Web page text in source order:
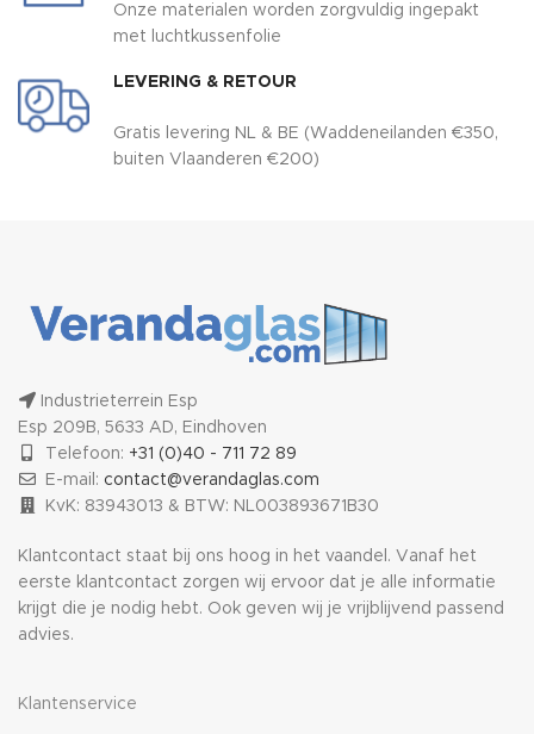
Onze materialen worden zorgvuldig ingepakt
met luchtkussenfolie
LEVERING & RETOUR
Gratis levering NL & BE (Waddeneilanden €350,
buiten Vlaanderen €200)
Industrieterrein Esp
Esp 209B, 5633 AD, Eindhoven
Telefoon: +31 (0)40 - 711 72 89
E-mail: contact@verandaglas.com
KvK: 83943013 & BTW: NL003893671B30
Klantcontact staat bij ons hoog in het vaandel. Vanaf het
eerste klantcontact zorgen wij ervoor dat je alle informatie
krijgt die je nodig hebt. Ook geven wij je vrijblijvend passend
advies.
Klantenservice